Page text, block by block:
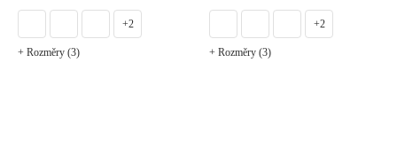
+2
+ Rozměry (3)
+2
+ Rozměry (3)